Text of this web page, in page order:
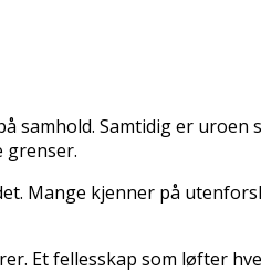
samhold. Samtidig er
grenser.
Mange kjenner på
Et fellesskap som løfter